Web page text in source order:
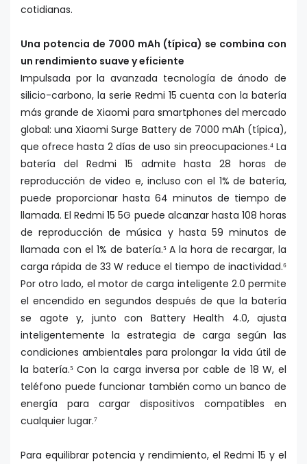
cotidianas.
Una potencia de 7000 mAh (típica) se combina con
un rendimiento suave y eficiente
Impulsada por la avanzada tecnología de ánodo de
silicio-carbono, la serie Redmi 15 cuenta con la batería
más grande de Xiaomi para smartphones del mercado
global: una Xiaomi Surge Battery de 7000 mAh (típica),
que ofrece hasta 2 días de uso sin preocupaciones.⁴ La
batería del Redmi 15 admite hasta 28 horas de
reproducción de video e, incluso con el 1% de batería,
puede proporcionar hasta 64 minutos de tiempo de
llamada. El Redmi 15 5G puede alcanzar hasta 108 horas
de reproducción de música y hasta 59 minutos de
llamada con el 1% de batería.⁵ A la hora de recargar, la
carga rápida de 33 W reduce el tiempo de inactividad.⁶
Por otro lado, el motor de carga inteligente 2.0 permite
el encendido en segundos después de que la batería
se agote y, junto con Battery Health 4.0, ajusta
inteligentemente la estrategia de carga según las
condiciones ambientales para prolongar la vida útil de
la batería.⁵ Con la carga inversa por cable de 18 W, el
teléfono puede funcionar también como un banco de
energía para cargar dispositivos compatibles en
cualquier lugar.⁷
Para equilibrar potencia y rendimiento, el Redmi 15 y el